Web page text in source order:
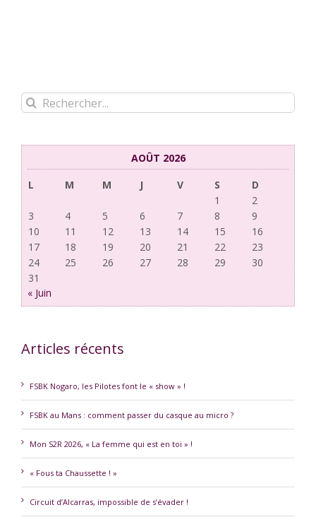
Rechercher:
AOÛT 2026
L
M M J V S
D
1
2
3
4 5 6 7 8
9
10
11 12 13 14 15
16
17
18 19 20 21 22
23
24
25 26 27 28 29
30
31
« Juin
Articles récents
FSBK Nogaro, les Pilotes font le « show » !
FSBK au Mans : comment passer du casque au micro ?
Mon S2R 2026, « La femme qui est en toi » !
« Fous ta Chaussette ! »
Circuit d’Alcarras, impossible de s’évader !